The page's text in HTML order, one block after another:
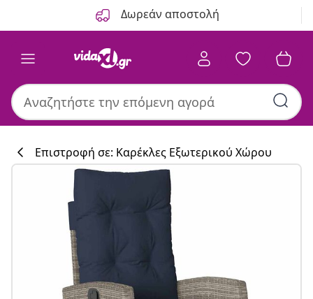
Δωρεάν αποστολή
#sharemevidaxl
Επιστροφή σε: Καρέκλες Εξωτερικού Χώρου